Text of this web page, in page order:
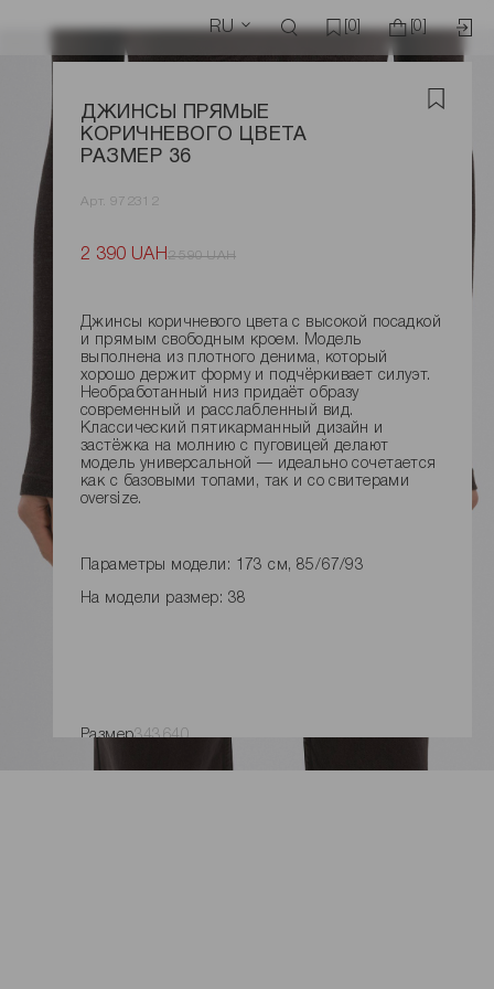
RU [0] [0]
ДЖИНСЫ ПРЯМЫЕ
КОРИЧНЕВОГО ЦВЕТА
РАЗМЕР 36
Арт. 972312
2 390 UAH2 590 UAH
Джинсы коричневого цвета с высокой посадкой
и прямым свободным кроем. Модель
выполнена из плотного денима, который
хорошо держит форму и подчёркивает силуэт.
Необработанный низ придаёт образу
современный и расслабленный вид.
Классический пятикарманный дизайн и
застёжка на молнию с пуговицей делают
модель универсальной — идеально сочетается
как с базовыми топами, так и со свитерами
oversize.
Параметры модели: 173 см, 85/67/93
На модели размер: 38
Размер343640